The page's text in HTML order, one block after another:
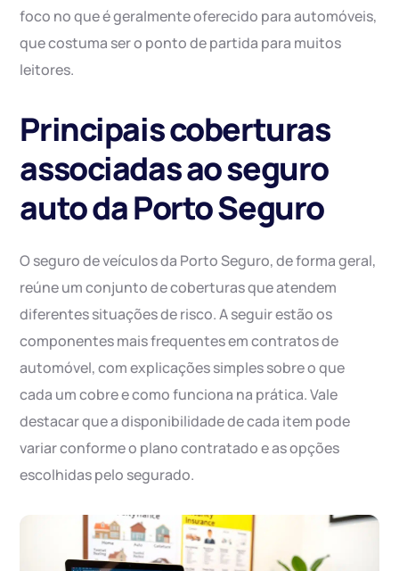
foco no que é geralmente oferecido para automóveis,
que costuma ser o ponto de partida para muitos
leitores.
Principais coberturas
associadas ao seguro
auto da Porto Seguro
O seguro de veículos da Porto Seguro, de forma geral,
reúne um conjunto de coberturas que atendem
diferentes situações de risco. A seguir estão os
componentes mais frequentes em contratos de
automóvel, com explicações simples sobre o que
cada um cobre e como funciona na prática. Vale
destacar que a disponibilidade de cada item pode
variar conforme o plano contratado e as opções
escolhidas pelo segurado.